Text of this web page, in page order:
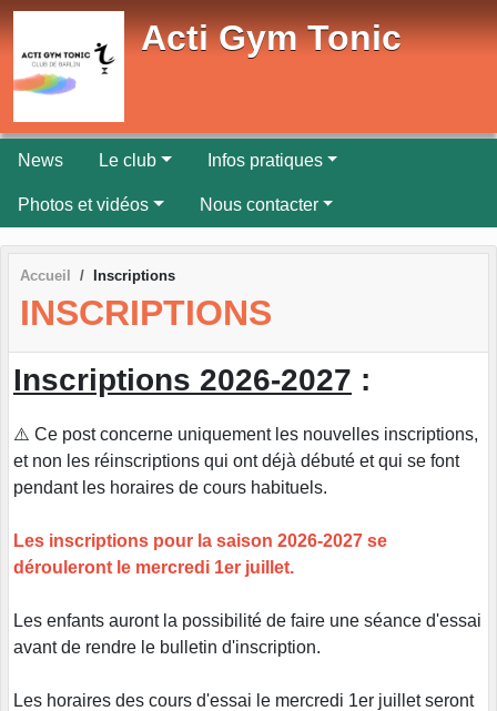
Acti Gym Tonic
News Le club Infos pratiques
Photos et vidéos Nous contacter
Accueil Inscriptions
INSCRIPTIONS
Inscriptions 2026-2027 :
⚠️ Ce post concerne uniquement les nouvelles inscriptions,
et non les réinscriptions qui ont déjà débuté et qui se font
pendant les horaires de cours habituels.
Les inscriptions pour la saison 2026-2027 se
dérouleront le mercredi 1er juillet.
Les enfants auront la possibilité de faire une séance d'essai
avant de rendre le bulletin d'inscription.
Les horaires des cours d'essai le mercredi 1er juillet seront
Panneau de gestion des cookies